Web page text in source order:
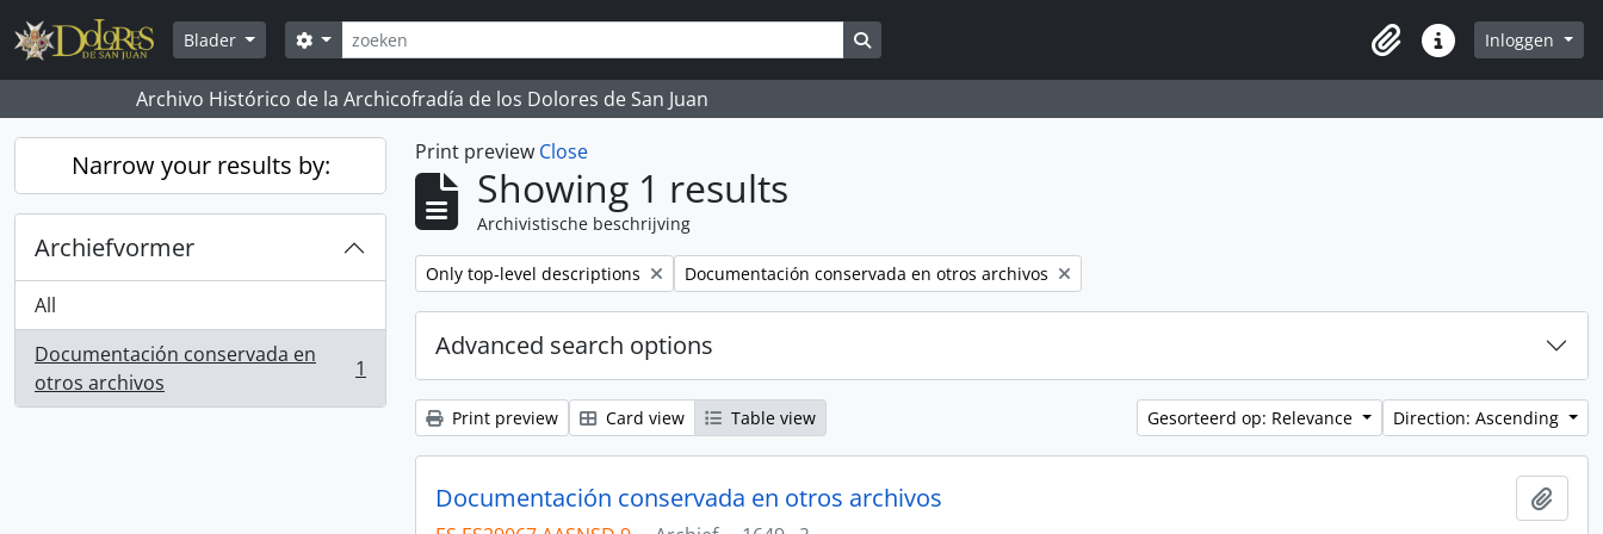
Skip to main content
Blader
zoeken
Search options Search in browse page
ClipboardQuick linksInloggen
Archivo Histórico de la Archicofradía de los Dolores de San Juan
Narrow your results by:
Archiefvormer
All
Documentación conservada en
otros archivos
, 1 results 1
Print preview Close
Showing 1 results
Archivistische beschrijving
Remove filter:
Only top-level descriptions Remove filter:
Documentación conservada en otros archivos
Advanced search options
Print preview Card view Table view Gesorteerd op: Relevance Direction: Ascending
Documentación conservada en otros archivos